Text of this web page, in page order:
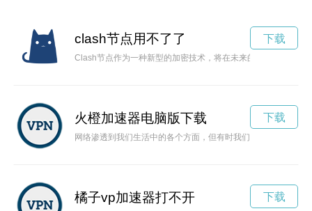
clash节点用不了了
Clash节点作为一种新型的加密技术，将在未来的网络安全领
下载
火橙加速器电脑版下载
网络渗透到我们生活中的各个方面，但有时我们都会遇到网络
下载
橘子vp加速器打不开 下载